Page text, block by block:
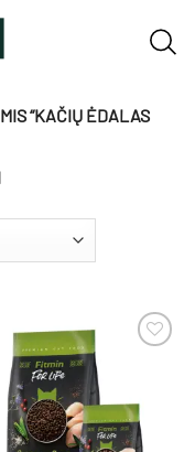
“KAČIŲ ĖDALAS
Pamėgti
produktą